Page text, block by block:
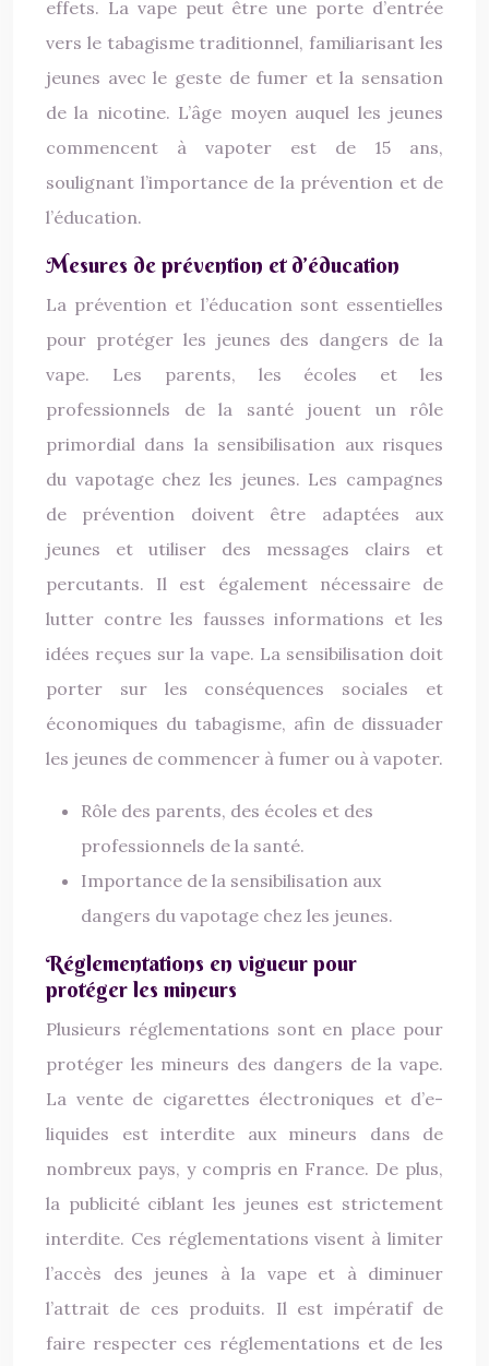
effets. La vape peut être une porte d’entrée
vers le tabagisme traditionnel, familiarisant les
jeunes avec le geste de fumer et la sensation
de la nicotine. L’âge moyen auquel les jeunes
commencent à vapoter est de 15 ans,
soulignant l’importance de la prévention et de
l’éducation.
Mesures de prévention et d’éducation
La prévention et l’éducation sont essentielles
pour protéger les jeunes des dangers de la
vape. Les parents, les écoles et les
professionnels de la santé jouent un rôle
primordial dans la sensibilisation aux risques
du vapotage chez les jeunes. Les campagnes
de prévention doivent être adaptées aux
jeunes et utiliser des messages clairs et
percutants. Il est également nécessaire de
lutter contre les fausses informations et les
idées reçues sur la vape. La sensibilisation doit
porter sur les conséquences sociales et
économiques du tabagisme, afin de dissuader
les jeunes de commencer à fumer ou à vapoter.
Rôle des parents, des écoles et des
professionnels de la santé.
Importance de la sensibilisation aux
dangers du vapotage chez les jeunes.
Réglementations en vigueur pour
protéger les mineurs
Plusieurs réglementations sont en place pour
protéger les mineurs des dangers de la vape.
La vente de cigarettes électroniques et d’e-
liquides est interdite aux mineurs dans de
nombreux pays, y compris en France. De plus,
la publicité ciblant les jeunes est strictement
interdite. Ces réglementations visent à limiter
l’accès des jeunes à la vape et à diminuer
l’attrait de ces produits. Il est impératif de
faire respecter ces réglementations et de les